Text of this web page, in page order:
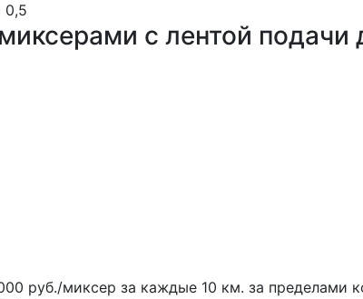
0,5
с лентой подачи
руб./миксер за каждые 10 км. за пределами